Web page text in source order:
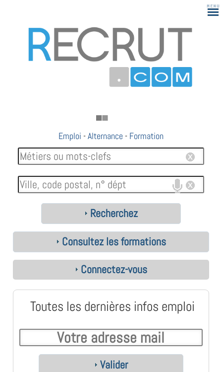
Emploi -Alternance - Formation
Recherchez
Consultez les formations
Connectez-vous
Toutes les dernières infos emploi
Valider